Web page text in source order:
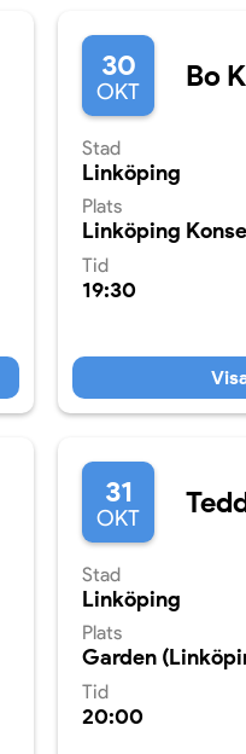
30
OKT Bo
Stad
Linköping
Plats
Linköping
Tid
19:30
31
OKT
Stad
Linköping
Plats
Garden
Tid
20:00